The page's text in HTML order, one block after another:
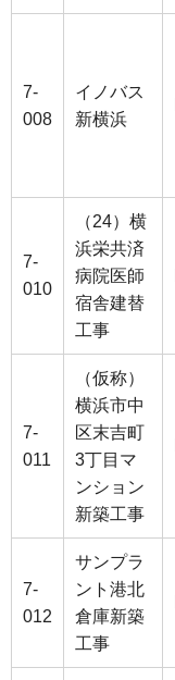
7-
008
イノバス
新横浜
7-
010
（24）横
浜栄共済
病院医師
宿舎建替
工事
7-
011
（仮称）
横浜市中
区末吉町
3丁目マ
ンション
新築工事
7-
012
サンプラ
ント港北
倉庫新築
工事